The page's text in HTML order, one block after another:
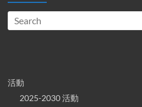
活動
2025-2030 活動